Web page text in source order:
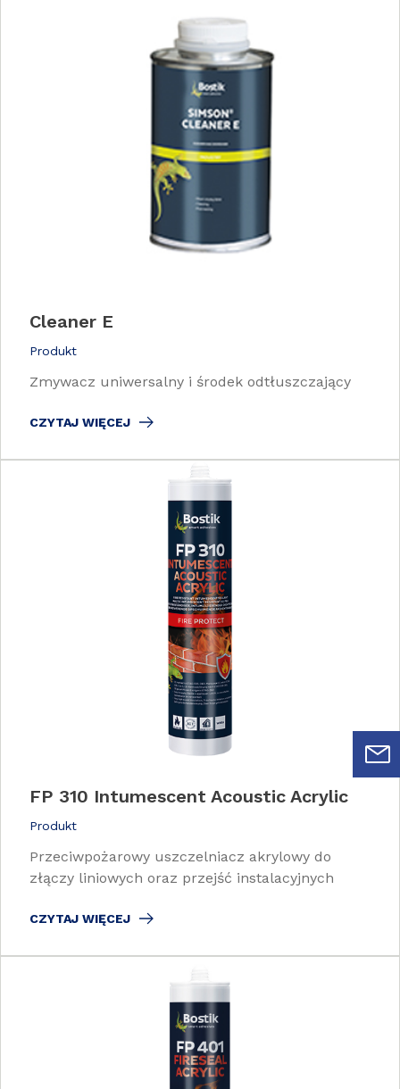
Cleaner E
Produkt
Zmywacz uniwersalny i środek odtłuszczający
CZYTAJ WIĘCEJ
FP 310 Intumescent Acoustic Acrylic
Produkt
Przeciwpożarowy uszczelniacz akrylowy do
złączy liniowych oraz przejść instalacyjnych
CZYTAJ WIĘCEJ